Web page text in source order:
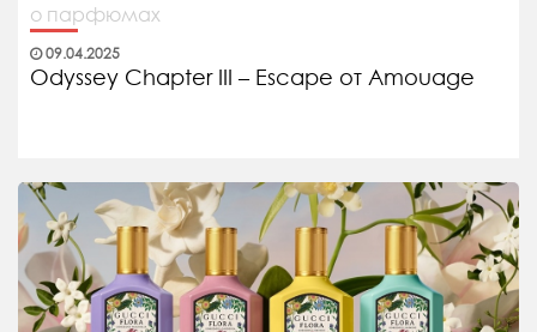
о парфюмах
09.04.2025
Odyssey Chapter III – Escape от Amouage